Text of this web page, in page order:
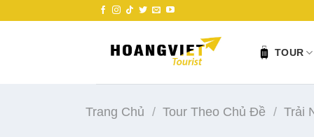
TOUR
Trang Chủ / Tour Theo Chủ Đề / Trải